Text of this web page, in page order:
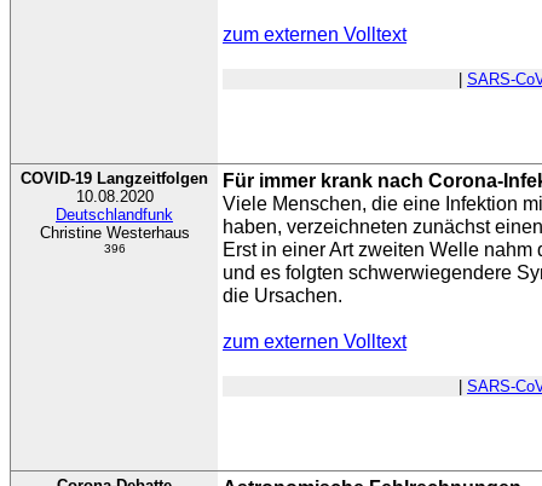
zum externen Volltext
SARS-
COVID-19 Langzeitfolgen
10.08.2020
Deutschlandfunk
Christine Westerhaus
396
Für immer krank nach Corona-
Viele Menschen, die eine Infektion
haben, verzeichneten zunächst
Erst in einer Art zweiten Welle nahm
und es folgten schwerwiegendere
die Ursachen.
zum externen Volltext
SARS-